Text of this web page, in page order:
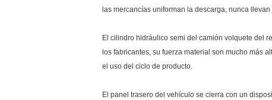
las mercancías uniforman la descarga, nunca
El cilindro hidráulico semi del camión volquete del
los fabricantes, su fuerza material son mucho más
el uso del ciclo de producto.
El panel trasero del vehículo se cierra con un